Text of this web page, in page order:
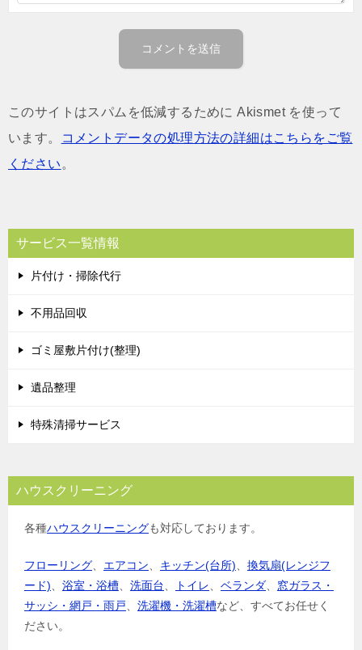
このサイトはスパムを低減するために Akismet を使って
います。
コメントデータの処理方法の詳細はこちらをご覧
ください 。
サービス一覧情報
片付け・掃除代行
不用品回収
ゴミ屋敷片付け(整理)
遺品整理
特殊清掃サービス
ハウスクリーニング
各種ハウスクリーニングも対応しております。
フローリング エアコン キッチン(台所)
換気扇(レンジフ
ード)
浴室・浴槽 洗面台 トイレ ベランダ
窓ガラス・
サッシ・網戸・雨戸
洗濯機・洗濯槽など、すべてお任せく
ださい。